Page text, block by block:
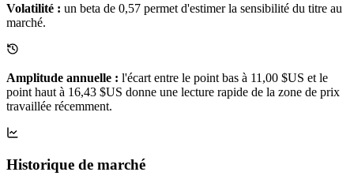
Volatilité : un beta de 0,57 permet d'estimer la sensibilité du titre au
marché.
Amplitude annuelle : l'écart entre le point bas à 11,00 $US et le
point haut à 16,43 $US donne une lecture rapide de la zone de prix
travaillée récemment.
Historique de marché